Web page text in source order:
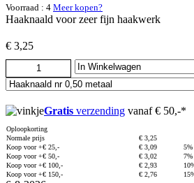
Voorraad : 4 Meer kopen?
Haaknaald voor zeer fijn haakwerk
€ 3,25
Gratis verzending vanaf € 50,-*
Oploopkorting
Normale prijs
€ 3,25
Koop voor +€ 25,-
€ 3,09
5%
Koop voor +€ 50,-
€ 3,02
7%
Koop voor +€ 100,-
€ 2,93
Koop voor +€ 150,-
€ 2,76